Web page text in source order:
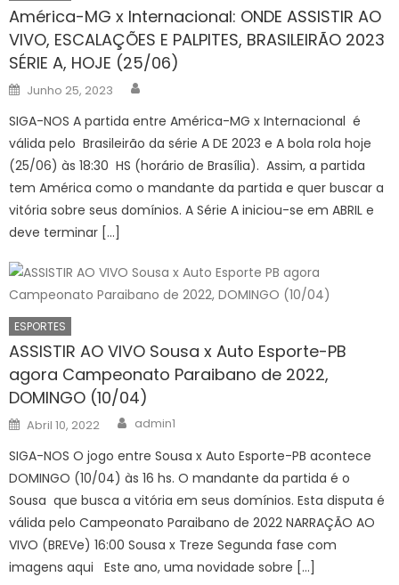
América-MG x Internacional: ONDE ASSISTIR AO
VIVO, ESCALAÇÕES E PALPITES, BRASILEIRÃO 2023
SÉRIE A, HOJE (25/06)
Posted
on
Junho 25, 2023
SIGA-NOS A partida entre América-MG x Internacional é
válida pelo Brasileirão da série A DE 2023 e A bola rola hoje
(25/06) às 18:30 HS (horário de Brasília). Assim, a partida
tem América como o mandante da partida e quer buscar a
vitória sobre seus domínios. A Série A iniciou-se em ABRIL e
deve terminar […]
ESPORTES
ASSISTIR AO VIVO Sousa x Auto Esporte-PB
agora Campeonato Paraibano de 2022,
DOMINGO (10/04)
Posted
on
Abril 10, 2022 Author
admin1
SIGA-NOS O jogo entre Sousa x Auto Esporte-PB acontece
DOMINGO (10/04) às 16 hs. O mandante da partida é o
Sousa que busca a vitória em seus domínios. Esta disputa é
válida pelo Campeonato Paraibano de 2022 NARRAÇÃO AO
VIVO (BREVe) 16:00 Sousa x Treze Segunda fase com
imagens aqui Este ano, uma novidade sobre […]